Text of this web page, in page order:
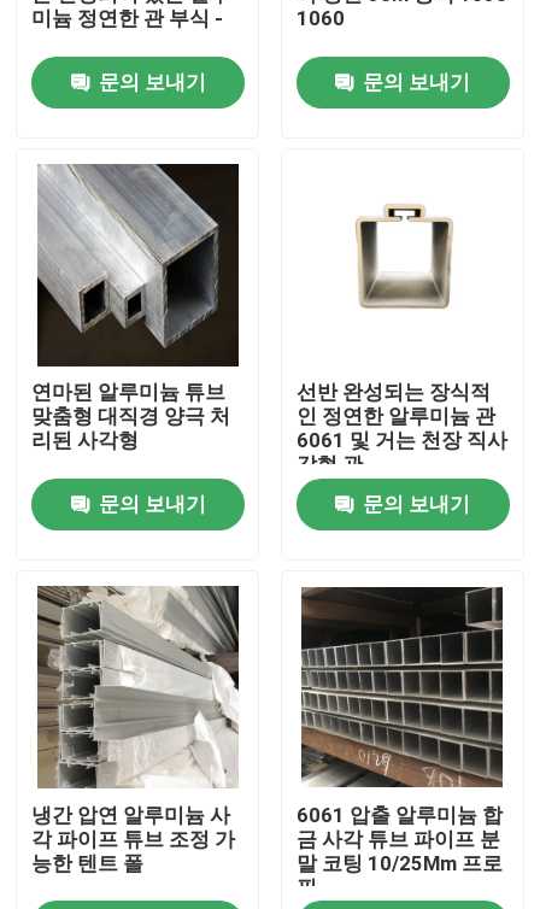
홈
제품 소개
동영상
회사 소개
공장 투어
품질 관리
견적 요청
압연 다듬질 알루미늄 코일
색 코팅 알미늄 코일
냉각 압연 알루미늄 코일
미늄 정연한 관 부식 -
문의 보내기
1060
문의 보내기
연마된 알루미늄 튜브
맞춤형 대직경 양극 처
리된 사각형
문의 보내기
선반 완성되는 장식적
인 정연한 알루미늄 관
6061 및 거는 천장 직사
각형 관
문의 보내기
냉간 압연 알루미늄 사
각 파이프 튜브 조정 가
능한 텐트 폴
6061 압출 알루미늄 합
금 사각 튜브 파이프 분
말 코팅 10/25Mm 프로
필